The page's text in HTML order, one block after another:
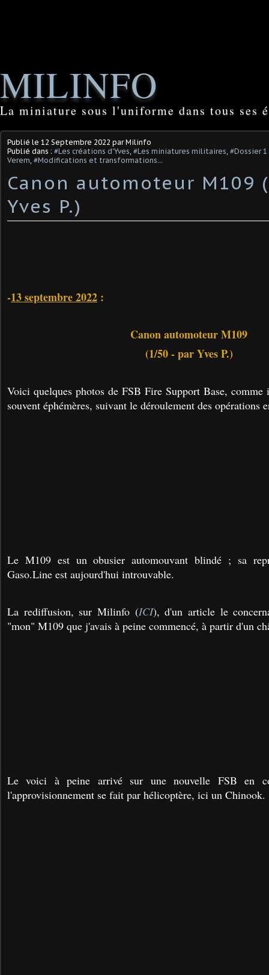
MILINFO
La miniature sous l'uniforme dans tous ses
Publié le 12 Septembre 2022 par Milinfo
Publié dans : #Les créations d'Yves, #Les miniatures militaires, #Dossier
Verem, #Modifications et transformations...
Canon automoteur M109
Yves P.)
-13 septembre 2022 :
Canon automoteur M109
(1/50 - par Yves P.)
Voici quelques photos de FSB Fire Support Base, comme
souvent éphémères, suivant le déroulement des opérations
Le M109 est un obusier automouvant blindé ; sa
Gaso.Line est aujourd'hui introuvable.
La rediffusion, sur Milinfo (ICI), d'un article le
"mon" M109 que j'avais à peine commencé, à partir d'un
Le voici à peine arrivé sur une nouvelle FSB en
l'approvisionnement se fait par hélicoptère, ici un Chinook.